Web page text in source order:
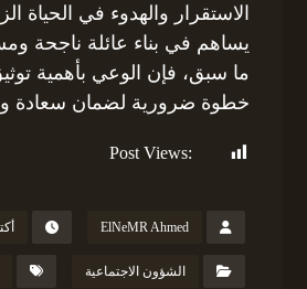
الاستقرار والهدوء في الحياة
يساهم في بناء عائلة ناجحة
ما سبق، فإن الوعي بأهمية
خطوة ضرورية لضمان سعادة
Post Views:
ElNeMR Ahmed
الشؤون الاجتماعية